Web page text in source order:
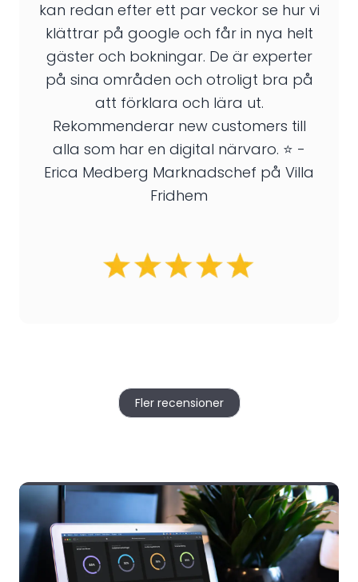
kan redan efter ett par veckor se hur vi
klättrar på google och får in nya helt
gäster och bokningar. De är experter
på sina områden och otroligt bra på
att förklara och lära ut.
Rekommenderar new customers till
alla som har en digital närvaro. ⭐️ -
Erica Medberg Marknadschef på Villa
Fridhem
Fler recensioner